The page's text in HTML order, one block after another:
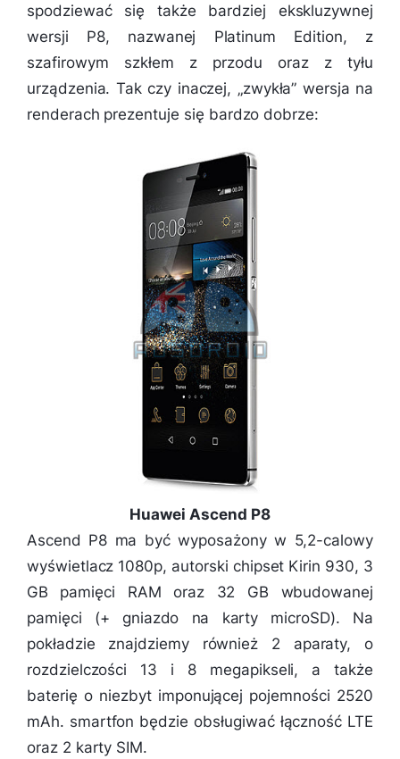
spodziewać się także bardziej ekskluzywnej
wersji P8, nazwanej Platinum Edition, z
szafirowym szkłem z przodu oraz z tyłu
urządzenia. Tak czy inaczej, „zwykła” wersja na
renderach prezentuje się bardzo dobrze:
Huawei Ascend P8
Ascend P8 ma być wyposażony w 5,2-calowy
wyświetlacz 1080p, autorski chipset Kirin 930, 3
GB pamięci RAM oraz 32 GB wbudowanej
pamięci (+ gniazdo na karty microSD). Na
pokładzie znajdziemy również 2 aparaty, o
rozdzielczości 13 i 8 megapikseli, a także
baterię o niezbyt imponującej pojemności 2520
mAh. smartfon będzie obsługiwać łączność LTE
oraz 2 karty SIM.